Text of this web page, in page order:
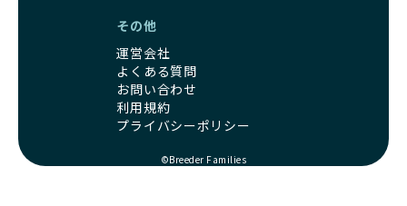
その他
運営会社
よくある質問
お問い合わせ
利用規約
プライバシーポリシー
©Breeder Families